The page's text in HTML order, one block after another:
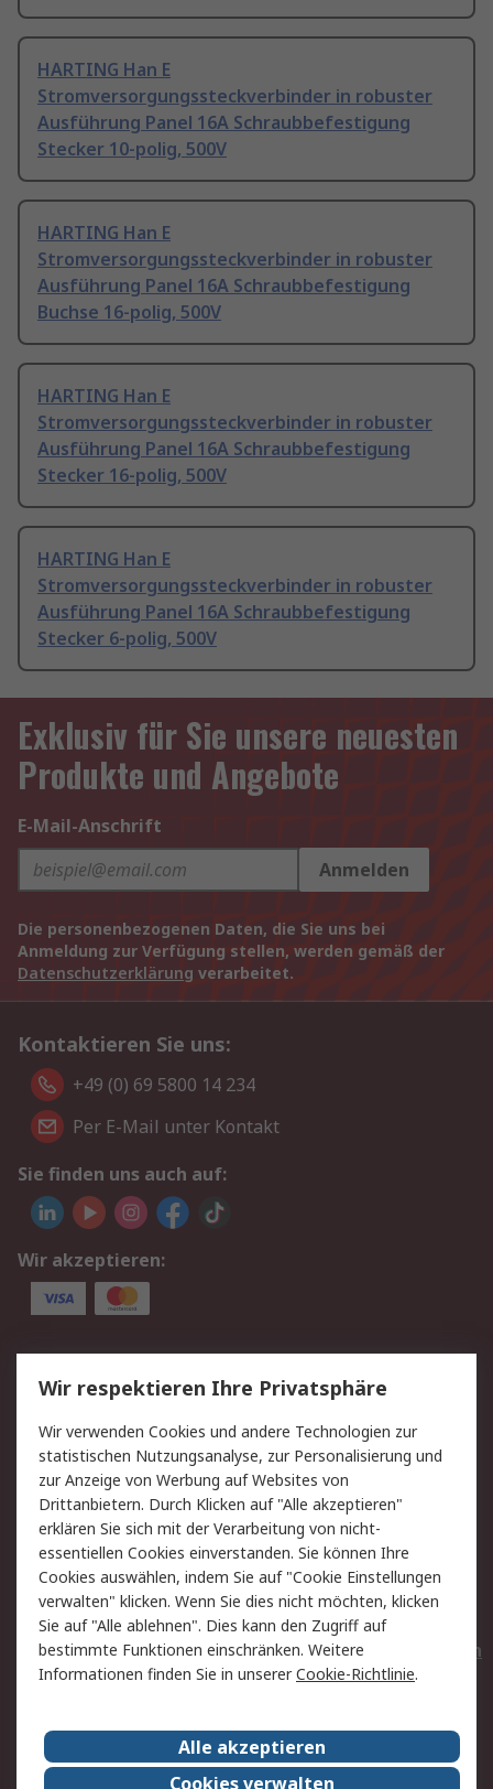
HARTING Han E
Stromversorgungssteckverbinder in robuster
Ausführung Panel 16A Schraubbefestigung
Stecker 10-polig, 500V
HARTING Han E
Stromversorgungssteckverbinder in robuster
Ausführung Panel 16A Schraubbefestigung
Buchse 16-polig, 500V
HARTING Han E
Stromversorgungssteckverbinder in robuster
Ausführung Panel 16A Schraubbefestigung
Stecker 16-polig, 500V
HARTING Han E
Stromversorgungssteckverbinder in robuster
Ausführung Panel 16A Schraubbefestigung
Stecker 6-polig, 500V
Exklusiv für Sie unsere neuesten
Produkte und Angebote
E-Mail-Anschrift
Anmelden
Die personenbezogenen Daten, die Sie uns bei
Anmeldung zur Verfügung stellen, werden gemäß der
Datenschutzerklärung verarbeitet.
Kontaktieren Sie uns:
+49 (0) 69 5800 14 234
Per E-Mail unter Kontakt
Sie finden uns auch auf:
Wir akzeptieren:
Service
Value Added Services
Lieferlösungen
Rücksendungen
Kontakt
Hilfe
Privatkunden
Rechtliches
AGB
Datenschutz
Cookie-Richtlinie
Zahlungsbedingungen
Copyright/Impressum
Entsorgung
Elektrogeräte/Batterien
RS weltweit
Karriere bei RS
Nachhaltigkeit
Wir respektieren Ihre Privatsphäre
Wir verwenden Cookies und andere Technologien zur
statistischen Nutzungsanalyse, zur Personalisierung und
zur Anzeige von Werbung auf Websites von
Drittanbietern. Durch Klicken auf "Alle akzeptieren"
erklären Sie sich mit der Verarbeitung von nicht-
essentiellen Cookies einverstanden. Sie können Ihre
Cookies auswählen, indem Sie auf "Cookie Einstellungen
verwalten" klicken. Wenn Sie dies nicht möchten, klicken
Sie auf "Alle ablehnen". Dies kann den Zugriff auf
bestimmte Funktionen einschränken. Weitere
Informationen finden Sie in unsererCookie-Richtlinie.
Alle akzeptieren
Cookies verwalten